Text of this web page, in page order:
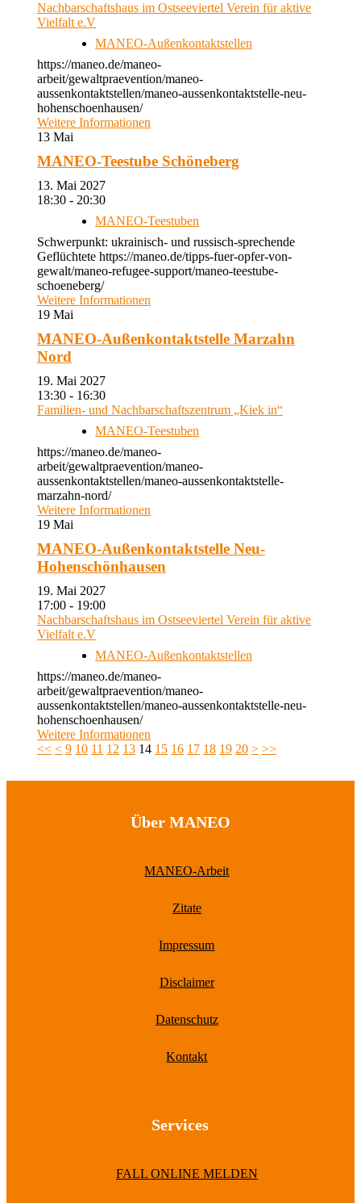
Nachbarschaftshaus im Ostseeviertel Verein für aktive
Vielfalt e.V
MANEO-Außenkontaktstellen
https://maneo.de/maneo-
arbeit/gewaltpraevention/maneo-
aussenkontaktstellen/maneo-aussenkontaktstelle-neu-
hohenschoenhausen/
Weitere Informationen
13 Mai
MANEO-Teestube Schöneberg
13. Mai 2027
18:30 - 20:30
MANEO-Teestuben
Schwerpunkt: ukrainisch- und russisch-sprechende
Geflüchtete https://maneo.de/tipps-fuer-opfer-von-
gewalt/maneo-refugee-support/maneo-teestube-
schoeneberg/
Weitere Informationen
19 Mai
MANEO-Außenkontaktstelle Marzahn
Nord
19. Mai 2027
13:30 - 16:30
Familien- und Nachbarschaftszentrum „Kiek in“
MANEO-Teestuben
https://maneo.de/maneo-
arbeit/gewaltpraevention/maneo-
aussenkontaktstellen/maneo-aussenkontaktstelle-
marzahn-nord/
Weitere Informationen
19 Mai
MANEO-Außenkontaktstelle Neu-
Hohenschönhausen
19. Mai 2027
17:00 - 19:00
Nachbarschaftshaus im Ostseeviertel Verein für aktive
Vielfalt e.V
MANEO-Außenkontaktstellen
https://maneo.de/maneo-
arbeit/gewaltpraevention/maneo-
aussenkontaktstellen/maneo-aussenkontaktstelle-neu-
hohenschoenhausen/
Weitere Informationen
<< < 9 10 11 12 13 14 15 16 17 18 19 20 > >>
Über MANEO
MANEO-Arbeit
Zitate
Impressum
Disclaimer
Datenschutz
Kontakt
Services
FALL ONLINE MELDEN